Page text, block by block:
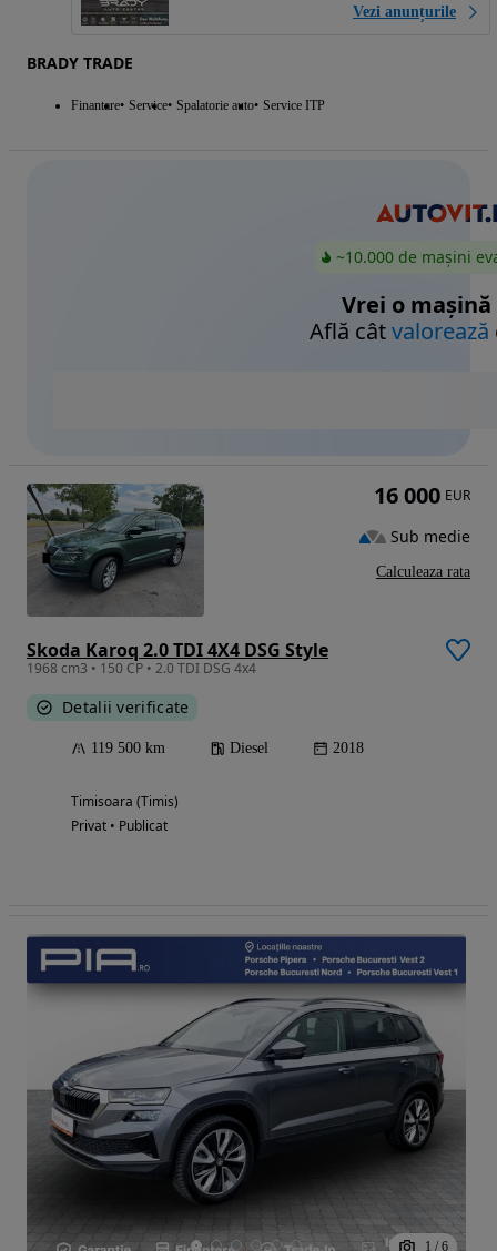
Vezi anunțurile
BRADY TRADE
Finantare Service Spalatorie auto Service ITP
~10.000 de mașini
Vrei o mașină
Află câtvalorează
Skoda Karoq 2.0 TDI 4X4 DSG Style
1968 cm3 • 150 CP • 2.0 TDI DSG 4x4
Detalii verificate
119 500 km Diesel 2018
Timisoara (Timis)
Privat • Publicat
16 000 EUR
Sub medie
Calculeaza rata
1 / 6